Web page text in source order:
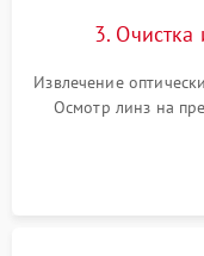
3. Очистка
Извлечение
Осмотр линз на
покрытия или
спецрастворами.